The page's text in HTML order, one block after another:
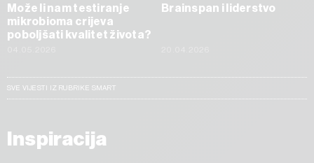
Može li nam testiranje
mikrobioma crijeva
poboljšati kvalitet života?
Brainspan i liderstvo
SVE VIJESTI IZ RUBRIKE SMART
Inspiracija